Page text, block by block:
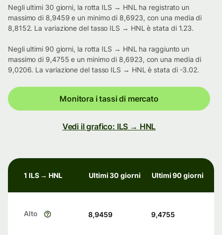
Negli ultimi 30 giorni, la rotta ILS → HNL ha registrato un
massimo di 8,9459 e un minimo di 8,6923, con una media di
8,8152. La variazione del tasso ILS → HNL è stata di 1.23.
Negli ultimi 90 giorni, la rotta ILS → HNL ha raggiunto un
massimo di 9,4755 e un minimo di 8,6923, con una media di
9,0206. La variazione del tasso ILS → HNL è stata di -3.02.
Monitora i tassi di mercato
Vedi il grafico: ILS → HNL
1 ILS → HNL Ultimi 30 giorni Ultimi 90 giorni
Alto 8,9459 9,4755